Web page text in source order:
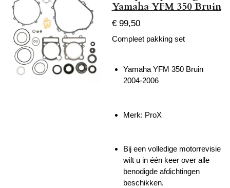
Yamaha YFM 350 Bruin
€ 99,50
Compleet pakking set
Yamaha YFM 350 Bruin
2004-2006
Merk: ProX
Bij een volledige motorrevisie
wilt u in één keer over alle
benodigde afdichtingen
beschikken.